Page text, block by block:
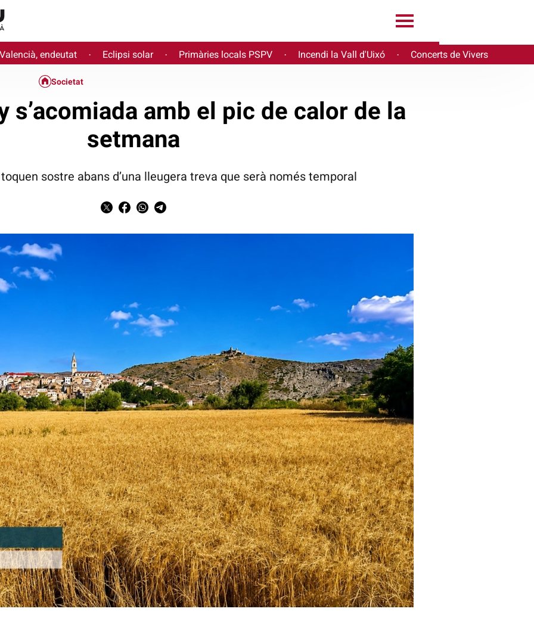
endeutat · Eclipsi solar · Primàries locals PSPV · Incendi la Vall d'Uixó · Concerts de Vivers
Societat
s’acomiada amb el pic de calor de la
setmana
sostre abans d’una lleugera treva que serà només temporal